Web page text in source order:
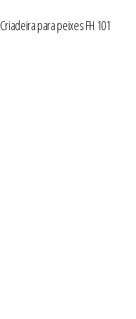
Criadeira para peixes FH 101